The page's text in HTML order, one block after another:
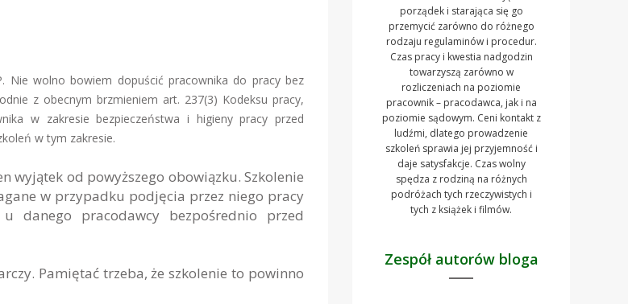
Nie wolno bowiem dopuścić pracownika do pracy bez
z obecnym brzmieniem art. 237(3) Kodeksu pracy,
w zakresie bezpieczeństwa i higieny pracy przed
w tym zakresie.
wyjątek od powyższego obowiązku. Szkolenie
w przypadku podjęcia przez niego pracy
danego pracodawcy bezpośrednio przed
Pamiętać trzeba, że szkolenie to powinno
porządek i starająca się go
przemycić zarówno do różnego
rodzaju regulaminów i procedur.
Czas pracy i kwestia nadgodzin
towarzyszą zarówno w
rozliczeniach na poziomie
pracownik – pracodawca, jak i na
poziomie sądowym. Ceni kontakt z
ludźmi, dlatego prowadzenie
szkoleń sprawia jej przyjemność i
daje satysfakcje. Czas wolny
spędza z rodziną na różnych
podróżach tych rzeczywistych i
tych z książek i filmów.
Zespół autorów bloga